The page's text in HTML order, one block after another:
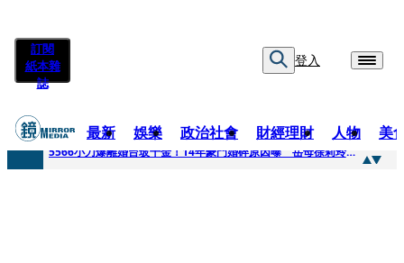
訂閱
紙本雜
誌
登入
最新 娛樂 政治社會 財經理財 人物 美
快訊
5566小刀爆離婚台玻千金！14年豪門婚碎原因曝 岳母徐莉玲風暴意外揭家族祕辛